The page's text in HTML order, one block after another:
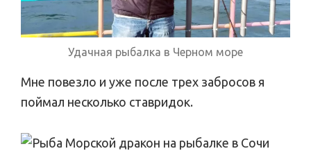
Удачная рыбалка в Черном море
Мне повезло и уже после трех забросов я
поймал несколько ставридок.